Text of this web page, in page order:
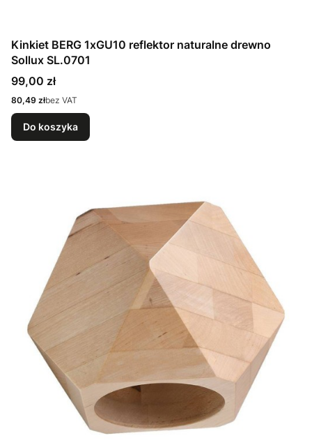
Kinkiet BERG 1xGU10 reflektor naturalne drewno
Sollux SL.0701
Cena
99,00 zł
Cena
80,49 złbez VAT
Do koszyka